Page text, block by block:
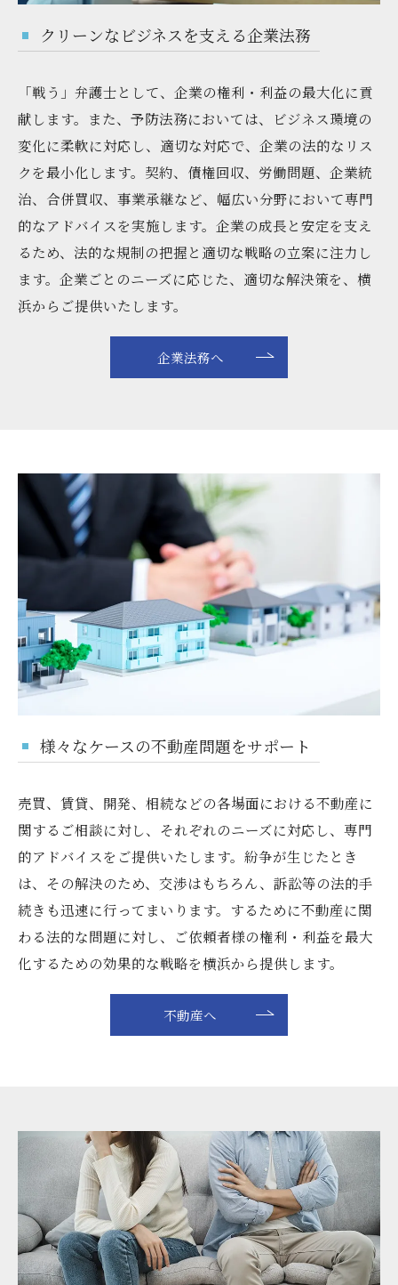
クリーンなビジネスを支える企業法務
「戦う」弁護士として、企業の権利・利益の最大化に貢
献します。また、予防法務においては、ビジネス環境の
変化に柔軟に対応し、適切な対応で、企業の法的なリス
クを最小化します。契約、債権回収、労働問題、企業統
治、合併買収、事業承継など、幅広い分野において専門
的なアドバイスを実施します。企業の成長と安定を支え
るため、法的な規制の把握と適切な戦略の立案に注力し
ます。企業ごとのニーズに応じた、適切な解決策を、横
浜からご提供いたします。
企業法務へ
様々なケースの不動産問題をサポート
売買、賃貸、開発、相続などの各場面における不動産に
関するご相談に対し、それぞれのニーズに対応し、専門
的アドバイスをご提供いたします。紛争が生じたとき
は、その解決のため、交渉はもちろん、訴訟等の法的手
続きも迅速に行ってまいります。するために不動産に関
わる法的な問題に対し、ご依頼者様の権利・利益を最大
化するための効果的な戦略を横浜から提供します。
不動産へ